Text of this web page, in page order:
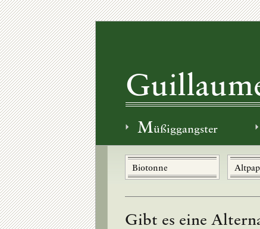
Müßiggangster
Biotonne
Gibt es eine